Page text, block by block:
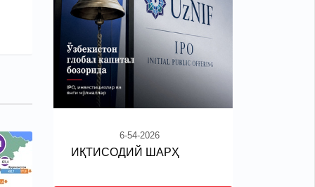
6-54-2026
ИҚТИСОДИЙ ШАРҲ